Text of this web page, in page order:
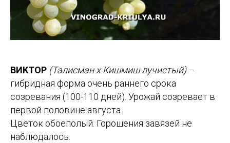
ВИКТОР (Талисман х Кишмиш лучистый)–
гибридная форма очень раннего срока
созревания (100-110 дней). Урожай созревает в
первой половине августа.
Цветок обоеполый. Горошения завязей не
наблюдалось.